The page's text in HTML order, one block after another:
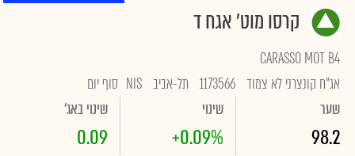
קרסו מוט' אגח ד
CARASSO MOT B4
אג"ח קונצרני לא צמוד 1173566 תל-אביב NIS סוף יום
שער
98.2
שינוי
+0.09%
שינוי באג'
0.09